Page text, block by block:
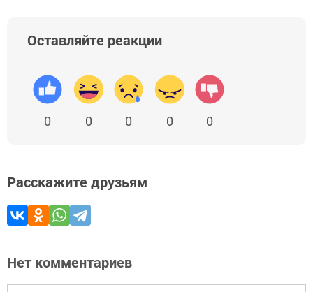
Оставляйте реакции
0 0 0 0 0
Расскажите друзьям
Нет комментариев